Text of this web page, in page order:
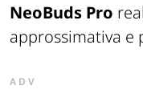
NeoBuds Pro
approssimativa e
ADV